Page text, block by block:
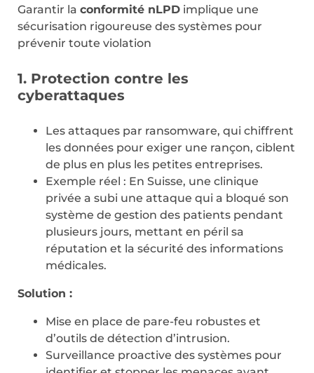
Garantir la conformité nLPD implique une
sécurisation rigoureuse des systèmes pour
prévenir toute violation
1. Protection contre les
cyberattaques
Les attaques par ransomware, qui chiffrent
les données pour exiger une rançon, ciblent
de plus en plus les petites entreprises.
Exemple réel : En Suisse, une clinique
privée a subi une attaque qui a bloqué son
système de gestion des patients pendant
plusieurs jours, mettant en péril sa
réputation et la sécurité des informations
médicales.
Solution :
Mise en place de pare-feu robustes et
d’outils de détection d’intrusion.
Surveillance proactive des systèmes pour